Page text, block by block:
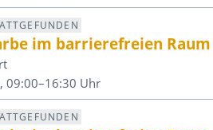
im barrierefreien Raum
09:00–16:30 Uhr